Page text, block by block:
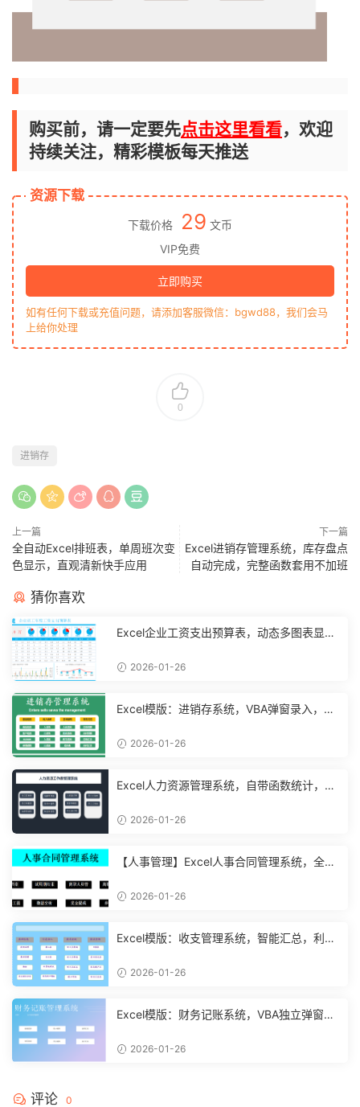
购买前，请一定要先点击这里看看，欢迎
持续关注，精彩模板每天推送
资源下载
下载价格 29 文币
VIP免费
立即购买
如有任何下载或充值问题，请添加客服微信：bgwd88，我们会马
上给你处理
0
进销存
上一篇
全自动Excel排班表，单周班次变
色显示，直观清新快手应用
下一篇
Excel进销存管理系统，库存盘点
自动完成，完整函数套用不加班
猜你喜欢
Excel企业工资支出预算表，动态多图表显
2026-01-26
Excel模版：进销存系统，VBA弹窗录入，智
2026-01-26
Excel人力资源管理系统，自带函数统计，功
2026-01-26
【人事管理】Excel人事合同管理系统，全函
2026-01-26
Excel模版：收支管理系统，智能汇总，利润
2026-01-26
Excel模版：财务记账系统，VBA独立弹窗，
2026-01-26
评论 0